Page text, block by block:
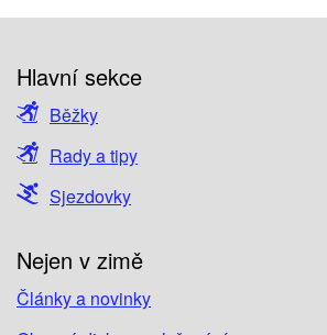
Hlavní sekce
Běžky
Rady a tipy
Sjezdovky
Nejen v zimě
Články a novinky